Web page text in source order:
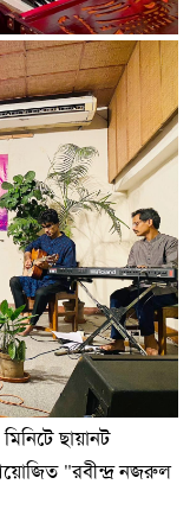
ছায়ানট
"রবীন্দ্র নজরুল